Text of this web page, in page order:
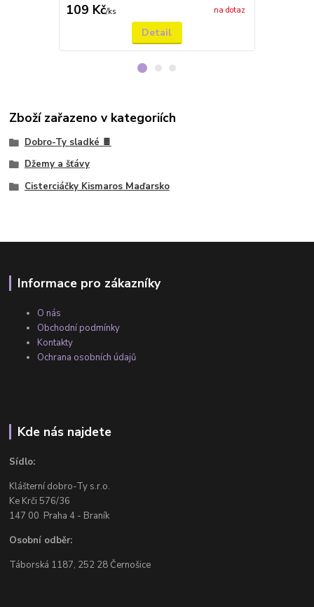
109 Kč/ks na dotaz
Detail
Zboží zařazeno v kategoriích
Dobro-Ty sladké 🍫
Džemy a šťávy
Cisterciáčky Kismaros Maďarsko
Informace pro zákazníky
O nás
Obchodní podmínky
Kontakty
Ochrana osobních údajů
Kde nás najdete
Sídlo:
Klášterní dobro-Ty s.r.o.
Ke Krči 576/36
147 00 Praha 4 - Braník
Osobní odběr:
Táborská 1187, 252 28 Černošice